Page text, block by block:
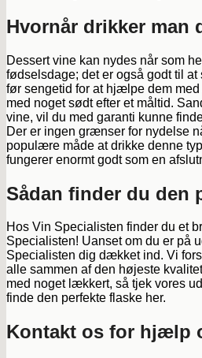
Hvornår drikker man
Dessert vine kan nydes når som
fødselsdage; det er også godt til
før sengetid for at hjælpe dem
med noget sødt efter et måltid.
vine, vil du med garanti kunne
Der er ingen grænser for nydelse
populære måde at drikke denne
fungerer enormt godt som en
Sådan finder du den
Hos Vin Specialisten finder du et
Specialisten! Uanset om du er på
Specialisten dig dækket ind. Vi
alle sammen af den højeste
med noget lækkert, så tjek vores
finde den perfekte flaske her.
Kontakt os for hjælp